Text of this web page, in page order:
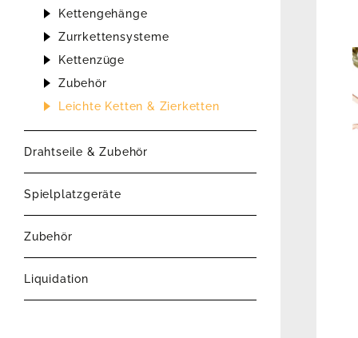
Kettengehänge
Zurrkettensysteme
Kettenzüge
Zubehör
Leichte Ketten & Zierketten
Drahtseile & Zubehör
Spielplatzgeräte
Zubehör
Liquidation